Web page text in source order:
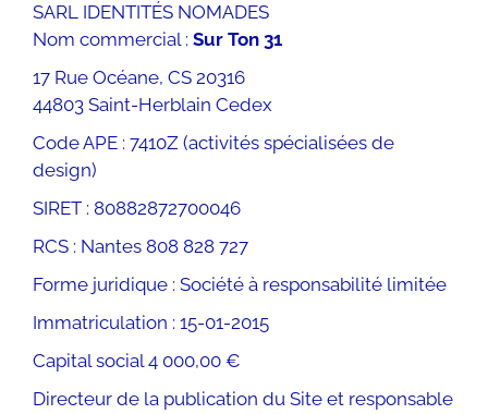
SARL IDENTITÉS NOMADES
Nom commercial : Sur Ton 31
17 Rue Océane, CS 20316
44803 Saint-Herblain Cedex
Code APE : 7410Z (activités spécialisées de
design)
SIRET : 80882872700046
RCS : Nantes 808 828 727
Forme juridique : Société à responsabilité limitée
Immatriculation : 15-01-2015
Capital social 4 000,00 €
Directeur de la publication du Site et responsable